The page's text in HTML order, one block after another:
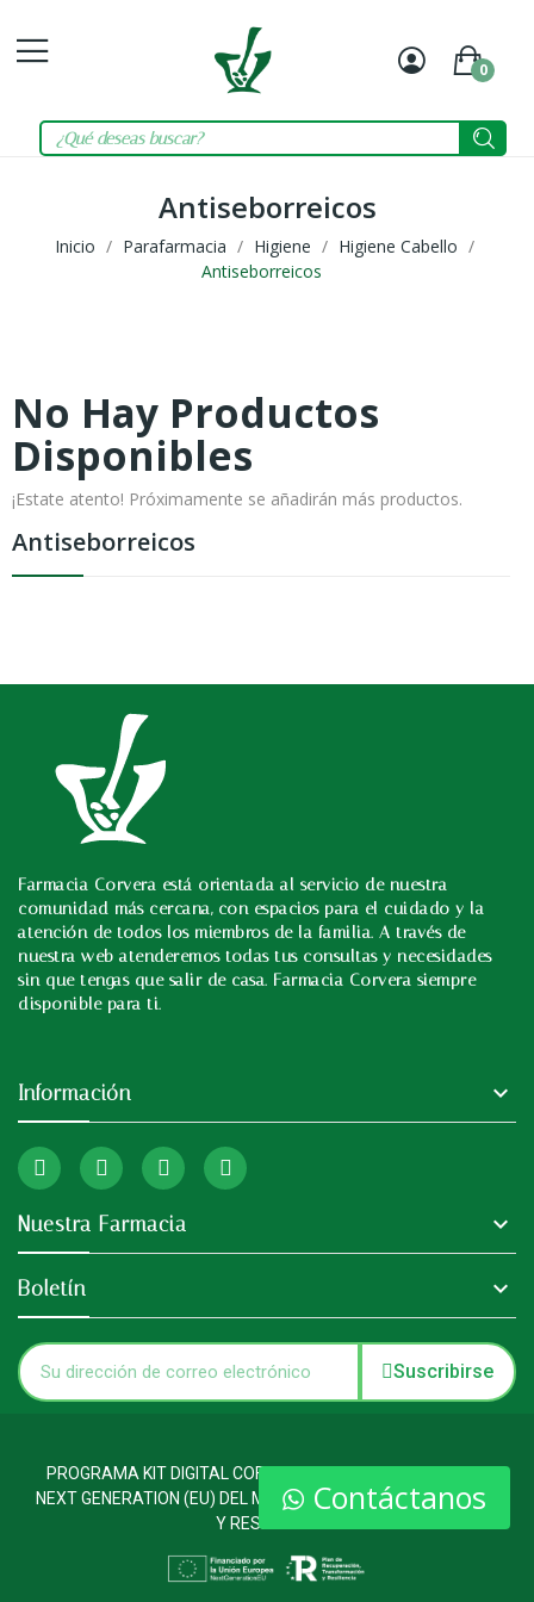
Contáctanos
Mi
0
Antiseborreicos
Inicio Parafarmacia Higiene
Higiene Cabello
Antiseborreicos
Antiseborreicos
No Hay Productos
Disponibles
¡Estate atento! Próximamente se añadirán más productos.
Farmacia Corvera está orientada al servicio de nuestra
comunidad más cercana, con espacios para el cuidado y la
atención de todos los miembros de la familia. A través de
nuestra web atenderemos todas tus consultas y necesidades
sin que tengas que salir de casa. Farmacia Corvera siempre
disponible para ti.
Información 
Nuestra Farmacia 
Boletín 
Suscribirse
PROGRAMA KIT DIGITAL COFINANCIADO POR LOS FONDOS
NEXT GENERATION (EU) DEL MECANISMO DE RECUPERACION
Y RESILENCIA